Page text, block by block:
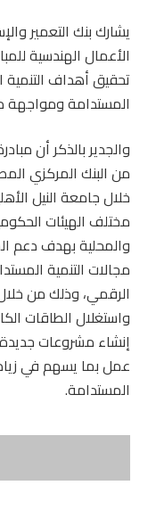
يشارك بنك التعمير
الأعمال الهندسية
المستدامة ومواجهة
من البنك المركزي
خلال جامعة النيل
مختلف الهيئات
والمحلية بهدف دعم
مجالات التنمية
الرقمي، وذلك من خلال
واستغلال الطاقات
إنشاء مشروعات
عمل بما يسهم في
المستدامة.